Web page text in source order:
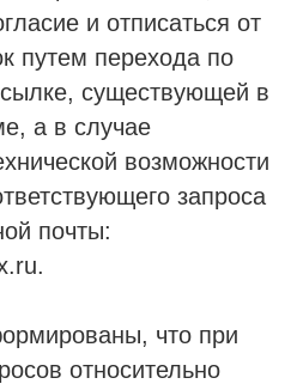
и отписаться от
путем перехода по
существующей в
а в случае
возможности
запроса
почты:
что при
относительно